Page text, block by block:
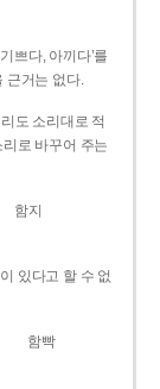
쁘다, 아끼다’를
근거는 없다.
도 소리대로 적
리로 바꾸어 주는
함지
있다고 할 수 없
함빡